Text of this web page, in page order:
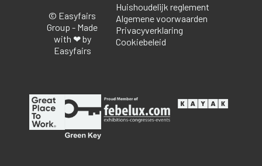
© Easyfairs
Group - Made
with ❤ by
Easyfairs
Huishoudelijk reglement
Algemene voorwaarden
Privacyverklaring
Cookiebeleid